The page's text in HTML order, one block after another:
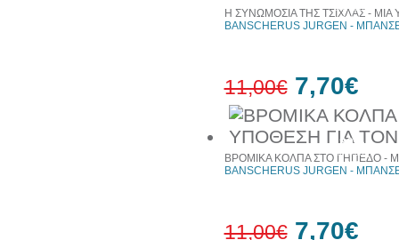
έκπτωση
web
30%
έκπτωση
web
Η ΣΥΝΩΜΟΣΙΑ ΤΗΣ ΤΣΙΧΛΑΣ -
BANSCHERUS JURGEN -
11,00€ 7,70€
ΒΡΟΜΙΚΑ ΚΟΛΠΑ ΣΤΟ ΓΗΠΕΔΟ -
BANSCHERUS JURGEN -
11,00€ 7,70€